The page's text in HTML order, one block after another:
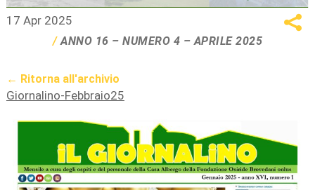
ANNO 16 – NUMERO 4 – APRILE 2025
17 Apr 2025
← Ritorna all'archivio
Giornalino-Febbraio25